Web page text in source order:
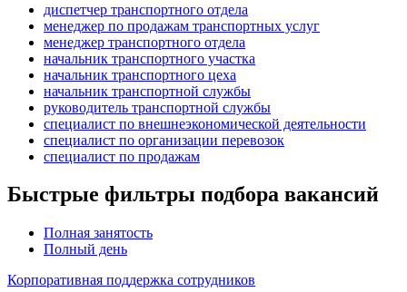
диспетчер транспортного отдела
менеджер по продажам транспортных услуг
менеджер транспортного отдела
начальник транспортного участка
начальник транспортного цеха
начальник транспортной службы
руководитель транспортной службы
специалист по внешнеэкономической деятельности
специалист по организации перевозок
специалист по продажам
Быстрые фильтры подбора вакансий
Полная занятость
Полный день
Корпоративная поддержка сотрудников